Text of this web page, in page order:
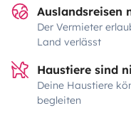
Auslandsreisen
Der Vermieter
Land verlässt
Haustiere sind
Deine Haustiere
begleiten